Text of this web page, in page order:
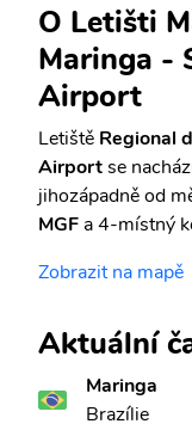
O Letišti
Maringa -
Airport
Letiště Regional
Airportse
jihozápadně od
MGF a 4-místný
Zobrazit na mapě
Aktuální
Maringa
Brazílie